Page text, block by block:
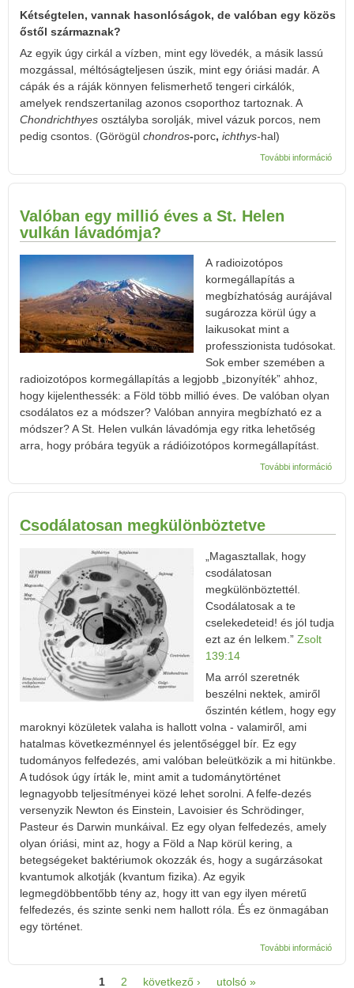
Kétségtelen, vannak hasonlóságok, de valóban egy közös
őstől származnak?
Az egyik úgy cirkál a vízben, mint egy lövedék, a másik lassú
mozgás­sal, méltóságteljesen úszik, mint egy óriási madár. A
cápák és a ráják könnyen felismer­hető tengeri cirkálók,
amelyek rendszertanilag azonos csoporthoz tartoznak. A
Chondrichthyes osztályba sorolják, mivel vázuk porcos, nem
pedig csontos. (Görögül chondros-porc, ichthys-hal)
További információ
Valóban egy millió éves a St. Helen
vulkán lávadómja?
A radioizotópos
kormegállapítás a
megbízhatóság aurájával
sugározza körül úgy a
laikusokat mint a
professzionista tudósokat.
Sok ember szemében a
radioizotópos kormegállapítás a legjobb „bizonyíték” ahhoz,
hogy kijelenthessék: a Föld több millió éves. De valóban olyan
csodálatos ez a módszer? Valóban annyira megbízható ez a
módszer? A St. Helen vulkán lávadómja egy ritka lehetőség
arra, hogy próbára tegyük a rádióizotópos kormegállapítást.
További információ
Csodálatosan megkülönböztetve
„Magasztallak, hogy
csodálatosan
megkülönböztettél.
Csodálatosak a te
cselekedeteid! és jól tudja
ezt az én lelkem.” Zsolt
139:14
Ma arról szeretnék
beszélni nektek, amiről
őszintén kétlem, hogy egy
maroknyi közületek valaha is hallott volna - valamiről, ami
hatalmas következménnyel és jelentőséggel bír. Ez egy
tudományos felfedezés, ami valóban beleütközik a mi hitünkbe.
A tudósok úgy írták le, mint amit a tudománytörténet
legnagyobb teljesítményei közé lehet sorolni. A felfe-dezés
versenyzik Newton és Einstein, Lavoisier és Schrödinger,
Pasteur és Darwin munkáival. Ez egy olyan felfedezés, amely
olyan óriási, mint az, hogy a Föld a Nap körül kering, a
betegségeket baktériumok okozzák és, hogy a sugárzásokat
kvantumok alkotják (kvantum fizika). Az egyik
legmegdöbbentőbb tény az, hogy itt van egy ilyen méretű
felfedezés, és szinte senki nem hallott róla. És ez önmagában
egy történet.
További információ
1 2 következő › utolsó »